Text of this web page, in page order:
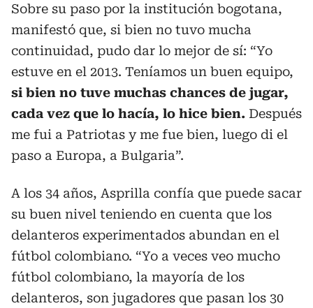
Sobre su paso por la institución bogotana,
manifestó que, si bien no tuvo mucha
continuidad, pudo dar lo mejor de sí: “Yo
estuve en el 2013. Teníamos un buen equipo,
si bien no tuve muchas chances de jugar,
cada vez que lo hacía, lo hice bien. Después
me fui a Patriotas y me fue bien, luego di el
paso a Europa, a Bulgaria”.
A los 34 años, Asprilla confía que puede sacar
su buen nivel teniendo en cuenta que los
delanteros experimentados abundan en el
fútbol colombiano. “Yo a veces veo mucho
fútbol colombiano, la mayoría de los
delanteros, son jugadores que pasan los 30